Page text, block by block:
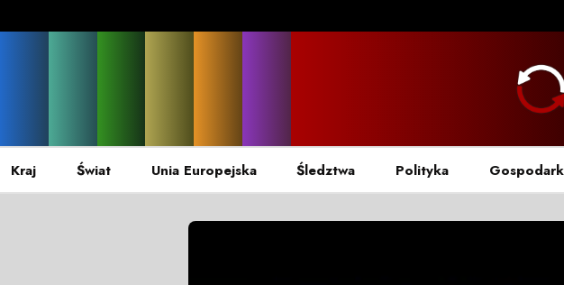
Kraj Świat Unia Europejska Śledztwa Polityka